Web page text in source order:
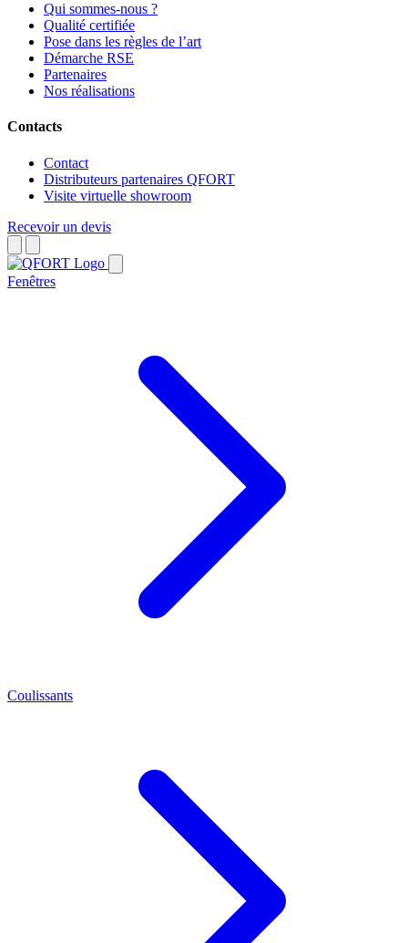
Qui sommes-nous ?
Qualité certifiée
Pose dans les règles de l’art
Démarche RSE
Partenaires
Nos réalisations
Contacts
Contact
Distributeurs partenaires QFORT
Visite virtuelle showroom
Recevoir un devis
Fenêtres
Coulissants